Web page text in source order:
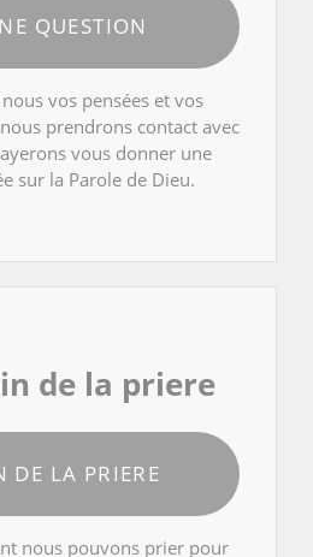
QUESTION
vos pensées et vos
prendrons contact avec
vous donner une
sur la Parole de Dieu.
de la priere
DE LA PRIERE
nous pouvons prier pour